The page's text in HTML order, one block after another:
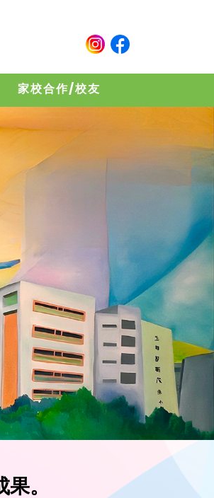
家校合作/校友
。